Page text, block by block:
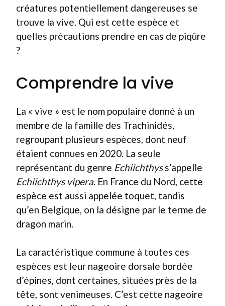
créatures potentiellement dangereuses se
trouve la vive. Qui est cette espèce et
quelles précautions prendre en cas de piqûre
?
Comprendre la vive
La « vive » est le nom populaire donné à un
membre de la famille des Trachinidés,
regroupant plusieurs espèces, dont neuf
étaient connues en 2020. La seule
représentant du genre Echiichthyss’appelle
Echiichthys vipera. En France du Nord, cette
espèce est aussi appelée toquet, tandis
qu’en Belgique, on la désigne par le terme de
dragon marin.
La caractéristique commune à toutes ces
espèces est leur nageoire dorsale bordée
d’épines, dont certaines, situées près de la
tête, sont venimeuses. C’est cette nageoire